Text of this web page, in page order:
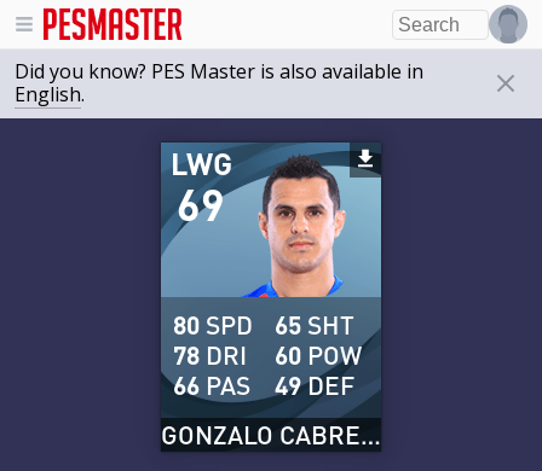
Did you know? PES Master is also available in
English.
69
LWG
GONZALO CABRERA
80 SPD
78 DRI
66 PAS
65 SHT
60 POW
49DEF